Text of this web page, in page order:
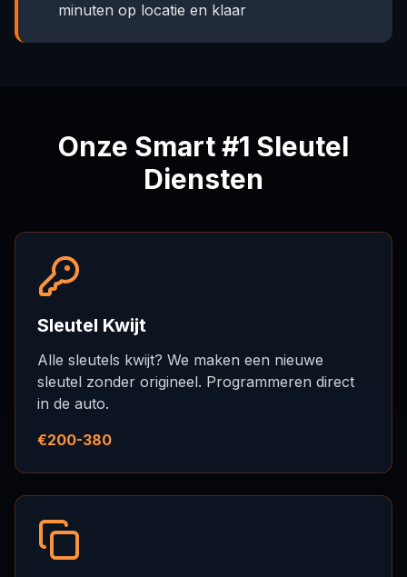
minuten op locatie en klaar
Onze Smart #1 Sleutel
Diensten
Sleutel Kwijt
Alle sleutels kwijt? We maken een nieuwe
sleutel zonder origineel. Programmeren direct
in de auto.
€200-380